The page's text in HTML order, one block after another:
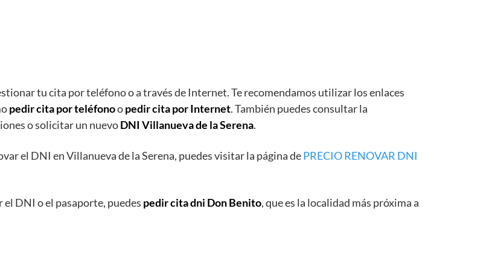
tu cita por teléfono o a través de Internet. Te recomendamos utilizar los enlaces
pedir cita por teléfonoopedir cita por Internet. También puedes consultar la
o solicitar un nuevoDNI Villanueva de la Serena.
el DNI en Villanueva de la Serena, puedes visitar la página dePRECIO RENOVAR DNI
DNI o el pasaporte, puedes pedir cita dni Don Benito, que es la localidad más próxima a